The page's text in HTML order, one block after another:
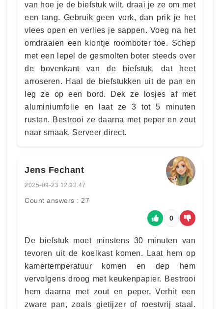
van hoe je de biefstuk wilt, draai je ze om met
een tang. Gebruik geen vork, dan prik je het
vlees open en verlies je sappen. Voeg na het
omdraaien een klontje roomboter toe. Schep
met een lepel de gesmolten boter steeds over
de bovenkant van de biefstuk, dat heet
arroseren. Haal de biefstukken uit de pan en
leg ze op een bord. Dek ze losjes af met
aluminiumfolie en laat ze 3 tot 5 minuten
rusten. Bestrooi ze daarna met peper en zout
naar smaak. Serveer direct.
Jens Fechant
2025-09-23 12:33:47
Count answers : 27
0
De biefstuk moet minstens 30 minuten van
tevoren uit de koelkast komen. Laat hem op
kamertemperatuur komen en dep hem
vervolgens droog met keukenpapier. Bestrooi
hem daarna met zout en peper. Verhit een
zware pan, zoals gietijzer of roestvrij staal.